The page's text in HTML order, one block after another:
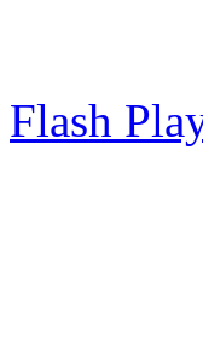
Flash